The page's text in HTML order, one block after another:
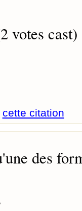
votes cast)
cette citation
des